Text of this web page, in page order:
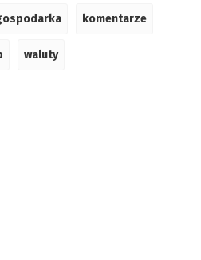
komentarze
waluty